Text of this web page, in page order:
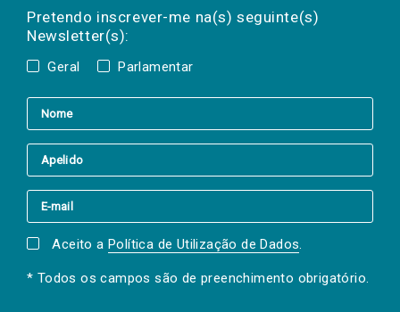
Pretendo inscrever-me na(s) seguinte(s)
Newsletter(s):
Geral Parlamentar
a(s) newsletter(s).
mail
Aceito a Política de Utilização de Dados.
* Todos os campos são de preenchimento obrigatório.